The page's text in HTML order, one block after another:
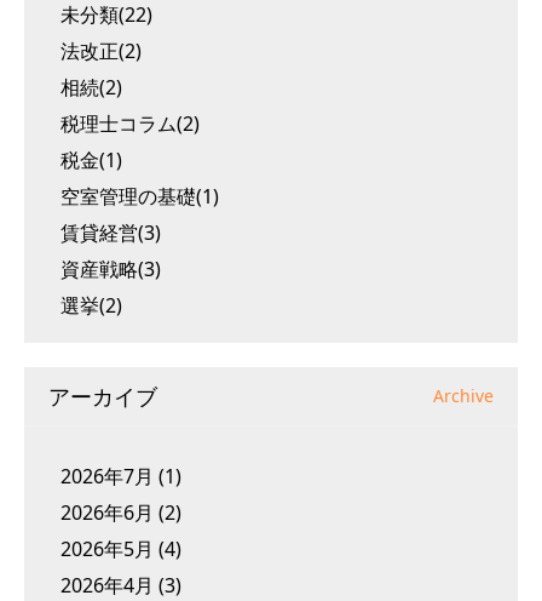
未分類(22)
法改正(2)
相続(2)
税理士コラム(2)
税金(1)
空室管理の基礎(1)
賃貸経営(3)
資産戦略(3)
選挙(2)
アーカイブ Archive
2026年7月 (1)
2026年6月 (2)
2026年5月 (4)
2026年4月 (3)